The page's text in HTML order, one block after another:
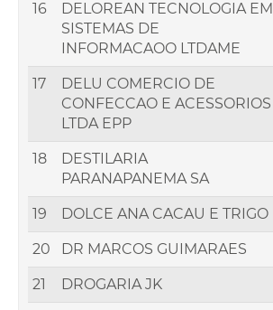
16
DELOREAN TECNOLOGIA EM
SISTEMAS DE
INFORMACAOO LTDAME
17
DELU COMERCIO DE
CONFECCAO E ACESSORIOS
LTDA EPP
18
DESTILARIA
PARANAPANEMA SA
19 DOLCE ANA CACAU E TRIGO
20 DR MARCOS GUIMARAES
21 DROGARIA JK